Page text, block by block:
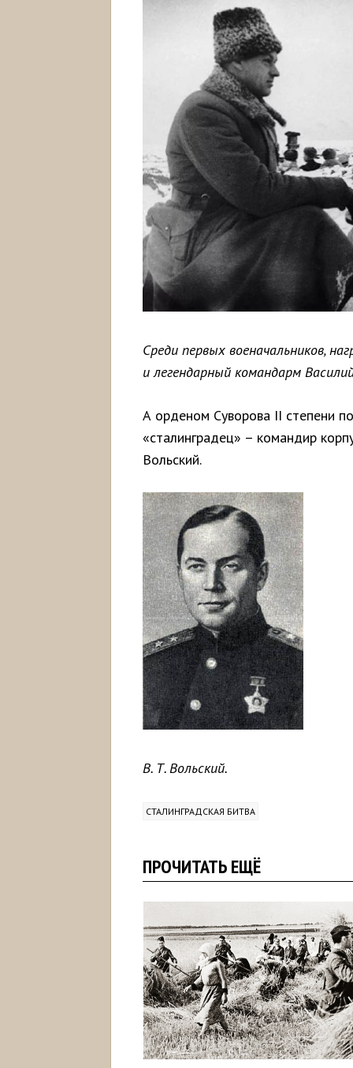
Среди первых военачальников,
и легендарный командарм
А орденом Суворова II степени
«сталинградец» – командир
Вольский.
В. Т. Вольский.
СТАЛИНГРАДСКАЯ БИТВА
ПРОЧИТАТЬ ЕЩЁ